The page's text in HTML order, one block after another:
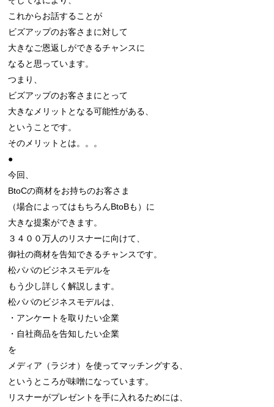
これからお話することが
ビズアップのお客さまに対して
大きなご恩返しができるチャンスに
なると思っています。
つまり、
ビズアップのお客さまにとって
大きなメリットとなる可能性がある、
ということです。
そのメリットとは。。。
●
今回、
BtoCの商材をお持ちのお客さま
（場合によってはもちろんBtoBも）に
大きな提案ができます。
３４００万人のリスナーに向けて、
御社の商材を告知できるチャンスです。
松パパのビジネスモデルを
もう少し詳しく解説します。
松パパのビジネスモデルは、
・アンケートを取りたい企業
・自社商品を告知したい企業
を
メディア（ラジオ）を使ってマッチングする、
というところが味噌になっています。
リスナーがプレゼントを手に入れるためには、